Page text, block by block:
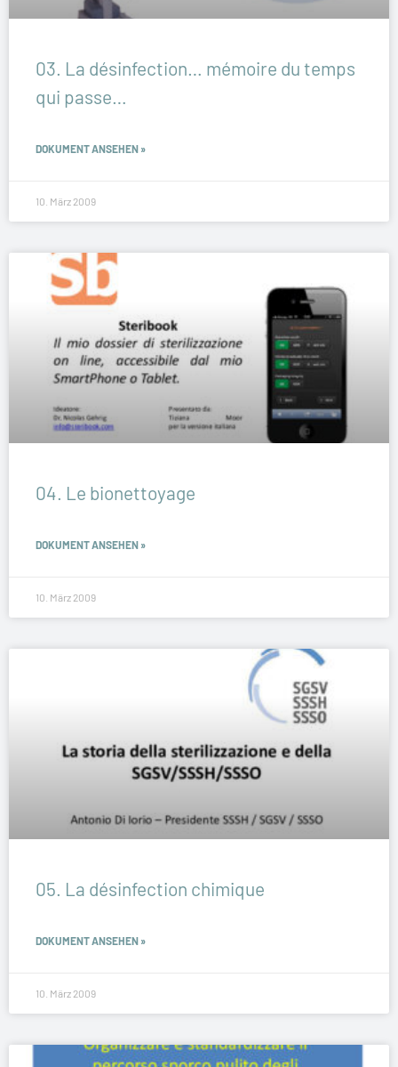
03. La désinfection… mémoire du temps
qui passe…
DOKUMENT ANSEHEN »
10. März 2009
04. Le bionettoyage
DOKUMENT ANSEHEN »
10. März 2009
05. La désinfection chimique
DOKUMENT ANSEHEN »
10. März 2009